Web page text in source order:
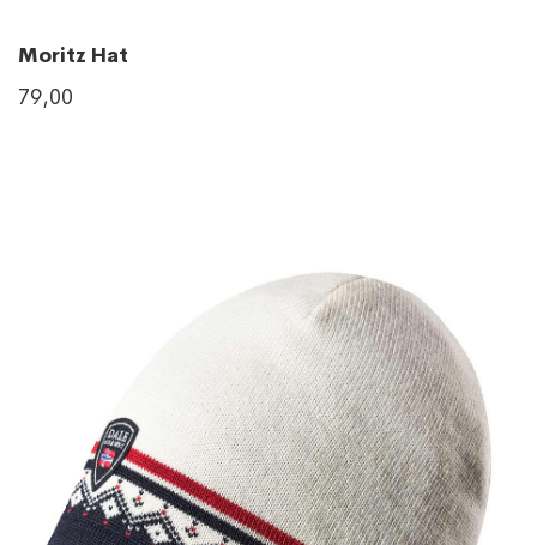
Moritz Hat
79,00